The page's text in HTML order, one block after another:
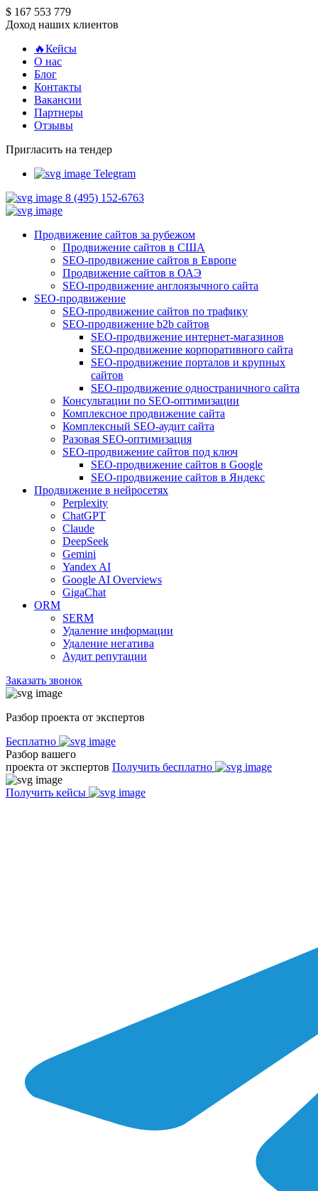
$ 167 553 779
Доход наших клиентов
🔥Кейсы
О нас
Блог
Контакты
Вакансии
Партнеры
Отзывы
Пригласить на тендер
Telegram
8 (495) 152-6763
Продвижение сайтов за рубежом
Продвижение сайтов в США
SEO-продвижение сайтов в Европе
Продвижение сайтов в ОАЭ
SEO-продвижение англоязычного сайта
SEO-продвижение
SEO-продвижение сайтов по трафику
SEO-продвижение b2b сайтов
SEO-продвижение интернет-магазинов
SEO-продвижение корпоративного сайта
SEO-продвижение порталов и крупных
сайтов
SEO-продвижение одностраничного сайта
Консультации по SEO-оптимизации
Комплексное продвижение сайта
Комплексный SEO-аудит сайта
Разовая SEO-оптимизация
SEO-продвижение сайтов под ключ
SEO-продвижение сайтов в Google
SEO-продвижение сайтов в Яндекс
Продвижение в нейросетях
Perplexity
ChatGPT
Claude
DeepSeek
Gemini
Yandex AI
Google AI Overviews
GigaChat
ORM
SERM
Удаление информации
Удаление негатива
Аудит репутации
Заказать звонок
Разбор проекта от экспертов
Бесплатно
Разбор вашего
проекта от экспертов Получить бесплатно
Получить кейсы